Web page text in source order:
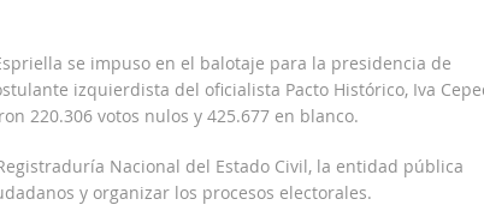
se impuso en el balotaje para la presidencia de
izquierdista del oficialista Pacto Histórico, Iva
220.306 votos nulos y 425.677 en blanco.
Nacional del Estado Civil, la entidad pública
y organizar los procesos electorales.